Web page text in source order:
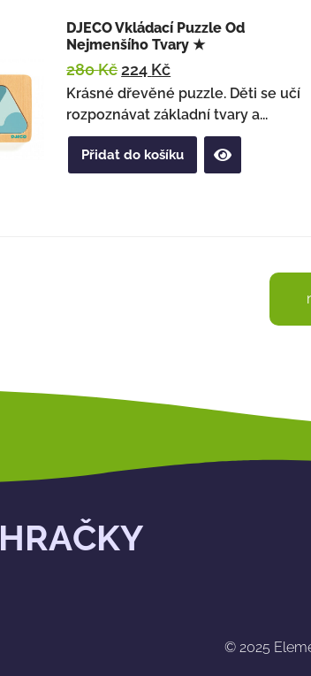
DJECO Vkládací Puzzle Od
Nejmenšího Tvary ★
280Kč224 Kč
Krásné dřevěné puzzle. Děti se učí
rozpoznávat základní tvary a...
Přidat do košíku
HRAČKY
© 2025